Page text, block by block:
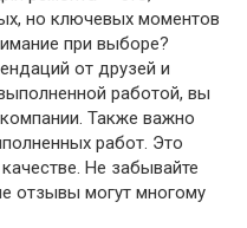
но ключевых моментов
при выборе?
от друзей и
работой, вы
Также важно
работ. Это
Не забывайте
отзывы могут многому